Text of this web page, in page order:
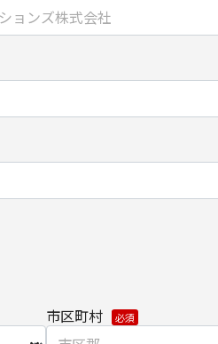
連絡させていただく場合があります。
します。
くなる場合がございます。
関して】
にご連絡ください。
は、以下をご参照ください。
市区町村